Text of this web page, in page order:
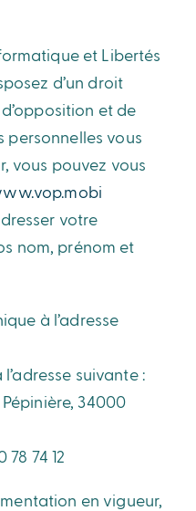
et Libertés
d’un droit
et de
personnelles vous
vous pouvez vous
votre
nom, prénom et
à l’adresse
suivante :
34000
74 12
en vigueur,